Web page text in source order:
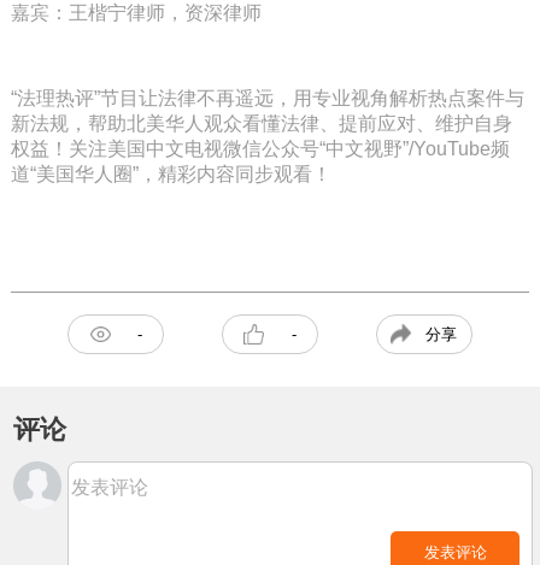
嘉宾：王楷宁律师，资深律师
“法理热评”节目让法律不再遥远，用专业视角解析热点案件与
新法规，帮助北美华人观众看懂法律、提前应对、维护自身
权益！关注美国中文电视微信公众号“中文视野”/YouTube频
道“美国华人圈”，精彩内容同步观看！
- - 分享
评论
发表评论
发表评论